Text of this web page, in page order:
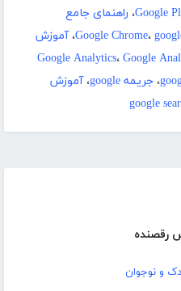
رقصنده
و نوجوان
، راهنمای جامع
، ،آموزش
Google Analytics، Google
، جریمه google ،آموزش
google